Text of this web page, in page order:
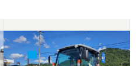
認をしてからの、スピード
全ての機具が大型倉庫に整然
た。 今回は良いトラクター
の作業の励みになります。
申し上げます。ありがとう